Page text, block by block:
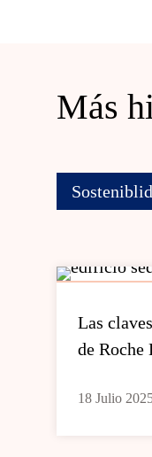
Más
Las
de Roche
18 Julio